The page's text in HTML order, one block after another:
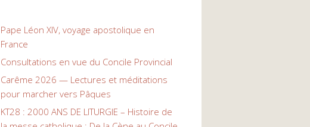
Pape Léon XIV, voyage apostolique en
France
Consultations en vue du Concile Provincial
Carême 2026 — Lectures et méditations
pour marcher vers Pâques
KT28 : 2000 ANS DE LITURGIE – Histoire de